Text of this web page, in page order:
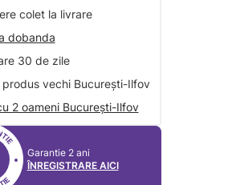
colet la livrare
dobanda
30 de zile
produs vechi București-Ilfov
2 oameni București-Ilfov
Garantie 2 ani
ÎNREGISTRARE AICI